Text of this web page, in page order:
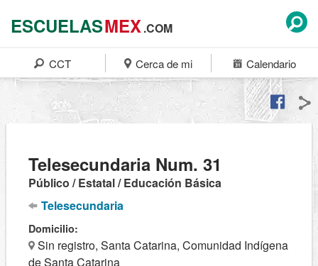
ESCUELASMEX.COM
CCT Cerca de mi Calendario
Telesecundaria Num. 31
Público / Estatal / Educación Básica
Telesecundaria
Domicilio:
Sin registro, Santa Catarina, Comunidad Indígena
de Santa Catarina